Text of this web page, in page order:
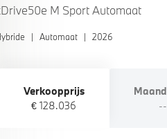
M Sport Automaat
| Automaat | 2026
Verkoopprijs
€ 128.036